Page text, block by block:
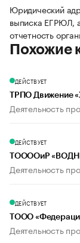
Юридический
выписка ЕГРЮЛ,
отчетность
Похожие
ДЕЙСТВУЕТ
ТРПО Движение
Деятельность
ДЕЙСТВУЕТ
ТООООиР
Деятельность
ДЕЙСТВУЕТ
ТООО
Деятельность